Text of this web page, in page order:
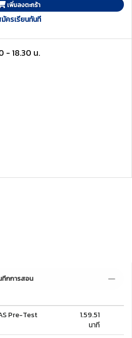
เพิ่มลงตะกร้า
ครเรียนทันที
- 18.30 น.
ทึกการสอน
Pre-Test
1.59.51
นาที